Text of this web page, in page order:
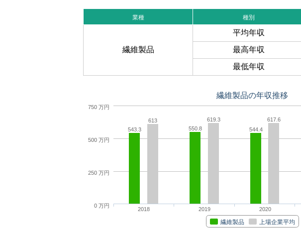
業種 種別
繊維製品
平均年収
最高年収
最低年収
繊維製品の年収推移
543.3 550.8 544.4
613 619.3 617.6
繊維製品 上場企業平均
2018 2019 2020
0 万円
250 万円
500 万円
750 万円